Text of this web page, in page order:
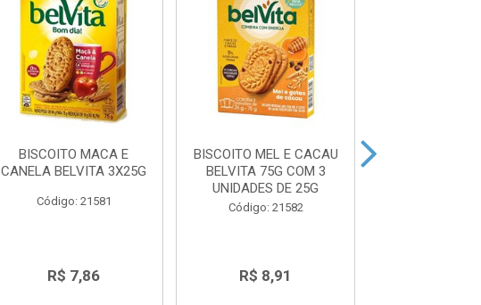
BISCOITO MACA E
CANELA BELVITA 3X25G
Código: 21581
R$ 7,86
BISCOITO MEL E CACAU
BELVITA 75G COM 3
UNIDADES DE 25G
Código: 21582
R$ 8,91